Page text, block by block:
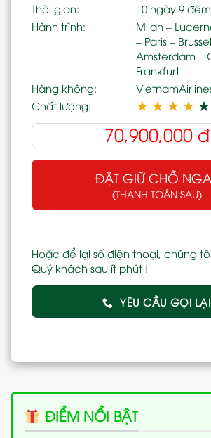
Thời gian:
10 ngày 9 đêm
Hành trình:
Milan –
– Paris –
Amsterdam –
Frankfurt
Hàng không:
Chất lượng:
★ ★ ★ ★ ★
70,900,000 đ
ĐẶT GIỮ CHỖ
(THANH TOÁN SAU)
Hoặc để lại số điện thoại, chúng
Quý khách sau ít phút !
YÊU CẦU GỌI LẠI
ĐIỂM NỔI BẬT